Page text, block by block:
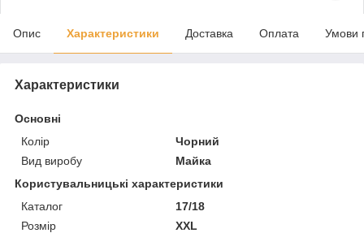
Опис Характеристики Доставка Оплата Умови
Характеристики
Основні
Колір
Чорний
Вид виробу
Майка
Користувальницькі характеристики
Каталог
17/18
Розмір
XXL